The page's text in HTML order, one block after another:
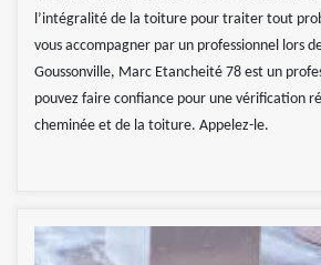
l’intégralité de la toiture pour traiter tout
vous accompagner par un professionnel lors
Goussonville, Marc Etancheité 78 est un
pouvez faire confiance pour une vérification
cheminée et de la toiture. Appelez-le.